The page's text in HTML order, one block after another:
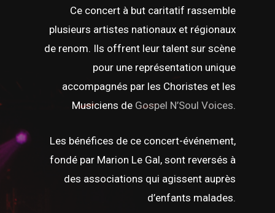
Ce concert à but caritatif rassemble
plusieurs artistes nationaux et régionaux
de renom. Ils offrent leur talent sur scène
pour une représentation unique
accompagnés par les Choristes et les
Musiciens de Gospel N’Soul Voices.
Les bénéfices de ce concert-événement,
fondé par Marion Le Gal, sont reversés à
des associations qui agissent auprès
d’enfants malades.